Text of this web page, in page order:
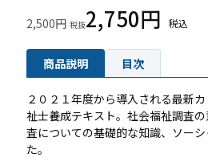
2,500円 2,750円
商品説明 目次
２０２１年度から導入される最新
祉士養成テキスト。社会福祉調査
査についての基礎的な知識、ソー
た。